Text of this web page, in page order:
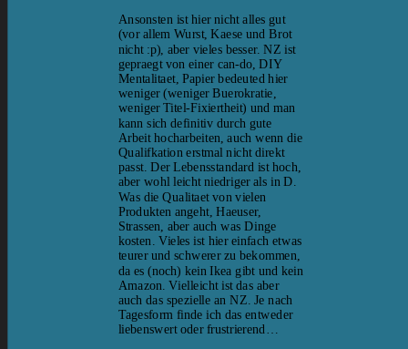
Ansonsten ist hier nicht alles gut
(vor allem Wurst, Kaese und Brot
nicht :p), aber vieles besser. NZ ist
gepraegt von einer can-do, DIY
Mentalitaet, Papier bedeuted hier
weniger (weniger Buerokratie,
weniger Titel-Fixiertheit) und man
kann sich definitiv durch gute
Arbeit hocharbeiten, auch wenn die
Qualifkation erstmal nicht direkt
passt. Der Lebensstandard ist hoch,
aber wohl leicht niedriger als in D.
Was die Qualitaet von vielen
Produkten angeht, Haeuser,
Strassen, aber auch was Dinge
kosten. Vieles ist hier einfach etwas
teurer und schwerer zu bekommen,
da es (noch) kein Ikea gibt und kein
Amazon. Vielleicht ist das aber
auch das spezielle an NZ. Je nach
Tagesform finde ich das entweder
liebenswert oder frustrierend…